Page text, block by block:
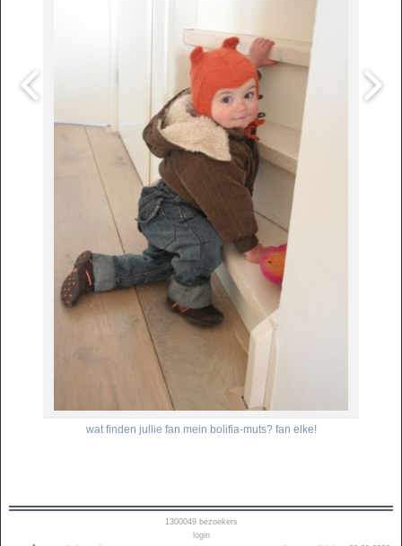
wat finden jullie fan mein bolifia-muts? fan elke!
1300049bezoekers
login